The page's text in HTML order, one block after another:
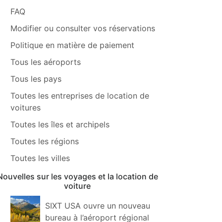
FAQ
Modifier ou consulter vos réservations
Politique en matière de paiement
Tous les aéroports
Tous les pays
Toutes les entreprises de location de
voitures
Toutes les îles et archipels
Toutes les régions
Toutes les villes
sur les voyages et la location de
voiture
SIXT USA ouvre un nouveau
bureau à l’aéroport régional